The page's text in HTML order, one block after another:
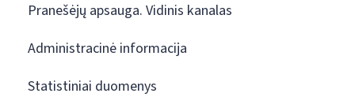
Pranešėjų apsauga. Vidinis kanalas
Administracinė informacija
Statistiniai duomenys